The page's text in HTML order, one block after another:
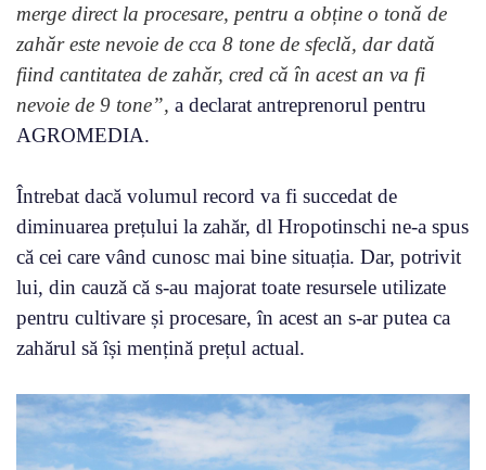
merge direct la procesare, pentru a obține o tonă de
zahăr este nevoie de cca 8 tone de sfeclă, dar dată
fiind cantitatea de zahăr, cred că în acest an va fi
nevoie de 9 tone”, a declarat antreprenorul pentru
AGROMEDIA.
Întrebat dacă volumul record va fi succedat de
diminuarea prețului la zahăr, dl Hropotinschi ne-a spus
că cei care vând cunosc mai bine situația. Dar, potrivit
lui, din cauză că s-au majorat toate resursele utilizate
pentru cultivare și procesare, în acest an s-ar putea ca
zahărul să își mențină prețul actual.